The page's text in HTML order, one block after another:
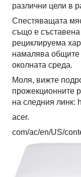
различни цели в
Спестяващата
също е
рециклируема
намалява общите
околната среда.
Моля, вижте
прожекционните
на следния линк:
acer.
com/ac/en/US/